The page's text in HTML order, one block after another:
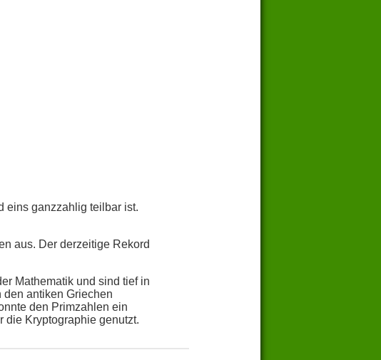
eins ganzzahlig teilbar ist.
aus. Der derzeitige Rekord
Mathematik und sind tief in
antiken Griechen
den Primzahlen ein
die Kryptographie genutzt.